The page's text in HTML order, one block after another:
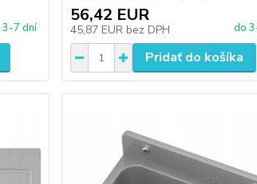
3-7 dní
56,42 EUR
45,87 EUR bez DPH do
Pridať do košíka